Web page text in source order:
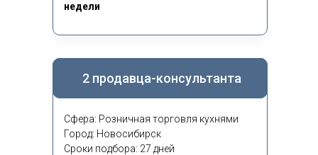
недели
2 продавца-консультанта
Сфера: Розничная торговля кухнями
Город: Новосибирск
Сроки подбора: 27 дней